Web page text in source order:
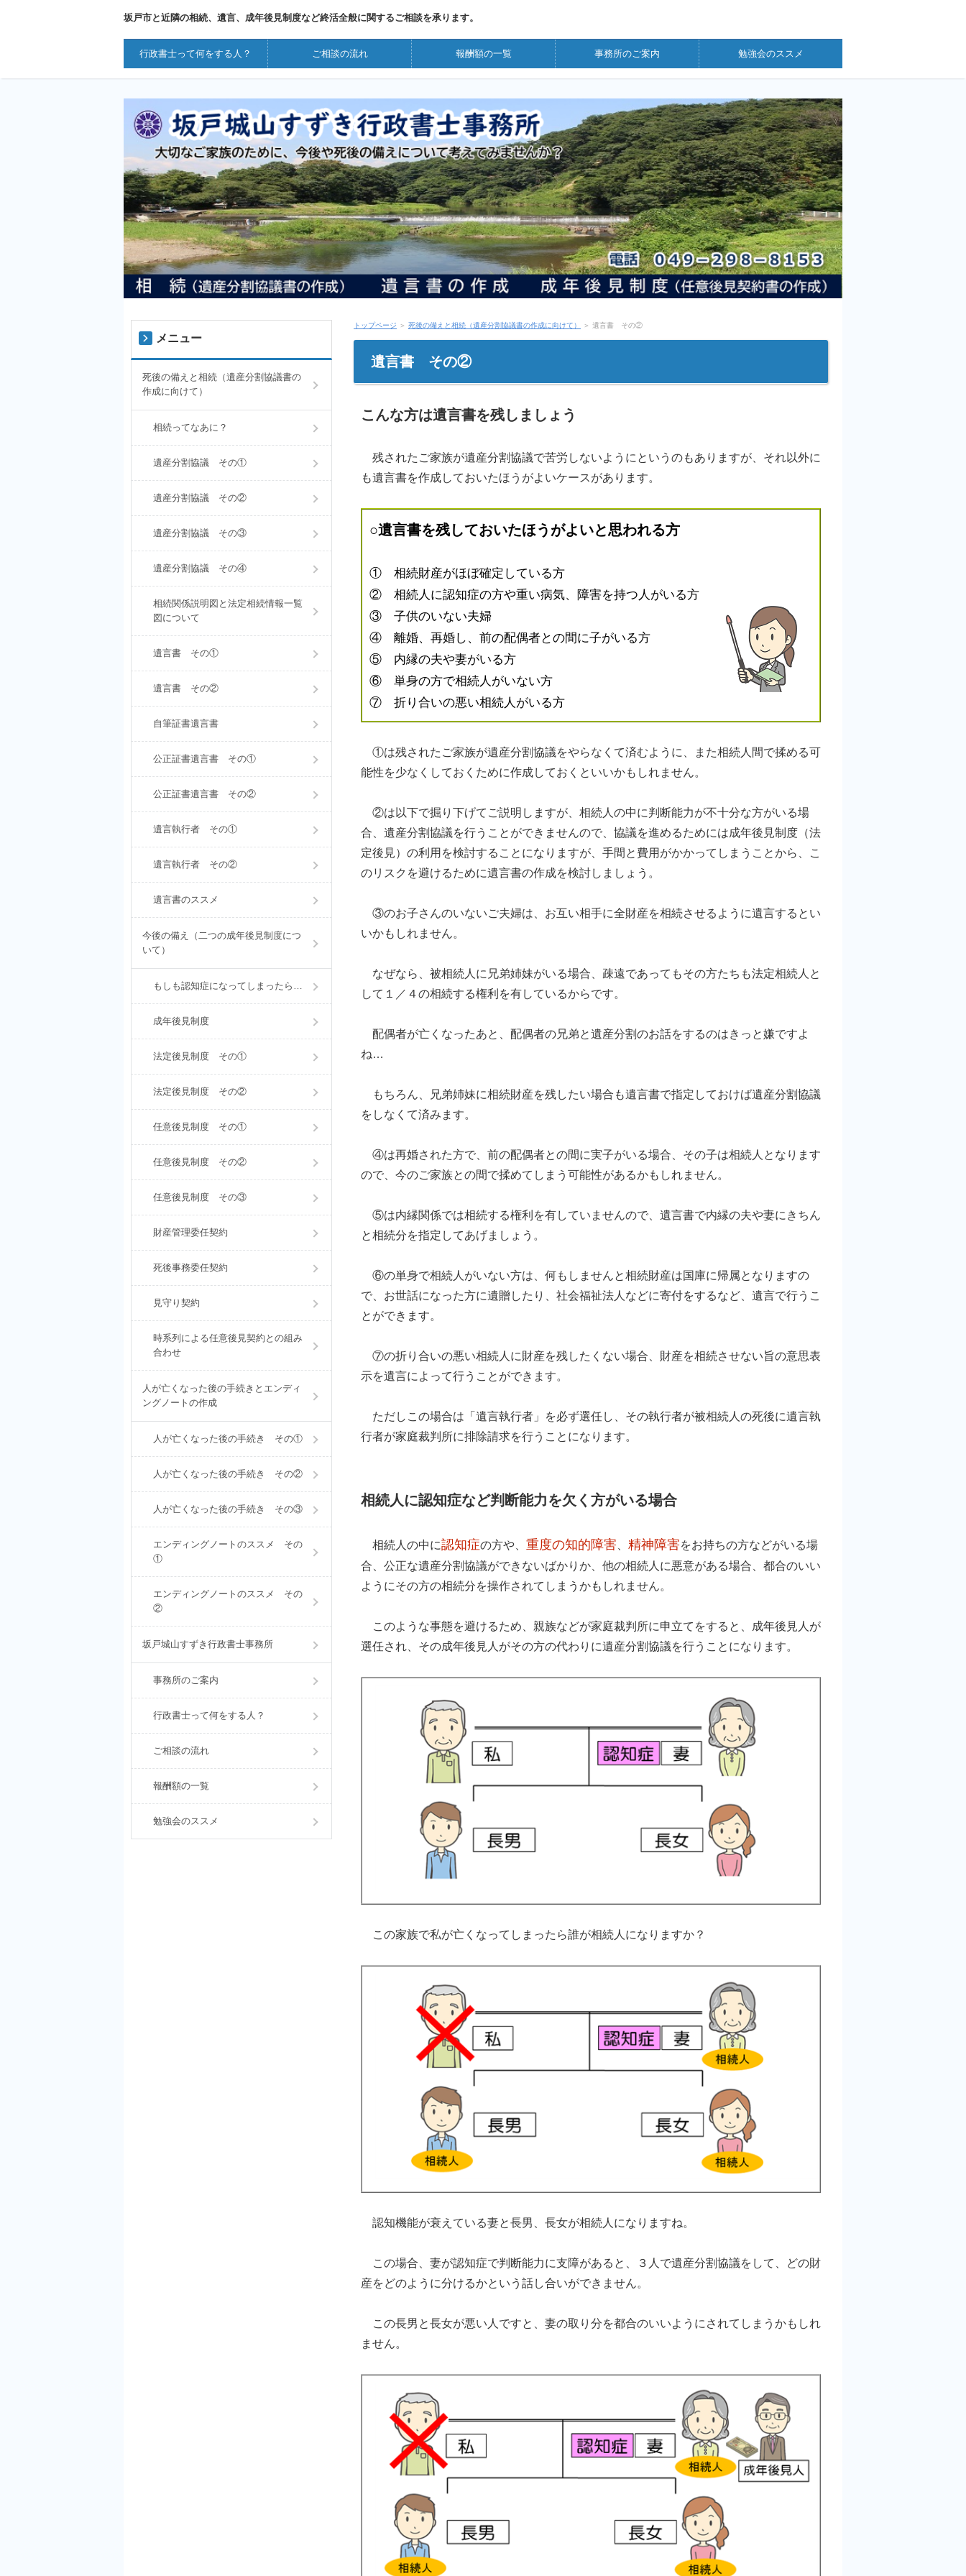
坂戸市と近隣の相続、遺言、成年後見制度など終活全般に関するご相談を承ります。
行政書士って何をする人？ ご相談の流れ 報酬額の一覧 事務所のご案内 勉強会のススメ
トップページ ＞ 死後の備えと相続（遺産分割協議書の作成に向けて） ＞ 遺言書 その②
遺言書 その②
こんな方は遺言書を残しましょう
残されたご家族が遺産分割協議で苦労しないようにというのもありますが、それ以外に
も遺言書を作成しておいたほうがよいケースがあります。
○遺言書を残しておいたほうがよいと思われる方
① 相続財産がほぼ確定している方
② 相続人に認知症の方や重い病気、障害を持つ人がいる方
③ 子供のいない夫婦
④ 離婚、再婚し、前の配偶者との間に子がいる方
⑤ 内縁の夫や妻がいる方
⑥ 単身の方で相続人がいない方
⑦ 折り合いの悪い相続人がいる方
①は残されたご家族が遺産分割協議をやらなくて済むように、また相続人間で揉める可
能性を少なくしておくために作成しておくといいかもしれません。
②は以下で掘り下げてご説明しますが、相続人の中に判断能力が不十分な方がいる場
合、遺産分割協議を行うことができませんので、協議を進めるためには成年後見制度（法
定後見）の利用を検討することになりますが、手間と費用がかかってしまうことから、こ
のリスクを避けるために遺言書の作成を検討しましょう。
③のお子さんのいないご夫婦は、お互い相手に全財産を相続させるように遺言するとい
いかもしれません。
なぜなら、被相続人に兄弟姉妹がいる場合、疎遠であってもその方たちも法定相続人と
して１／４の相続する権利を有しているからです。
配偶者が亡くなったあと、配偶者の兄弟と遺産分割のお話をするのはきっと嫌ですよ
ね…
もちろん、兄弟姉妹に相続財産を残したい場合も遺言書で指定しておけば遺産分割協議
をしなくて済みます。
④は再婚された方で、前の配偶者との間に実子がいる場合、その子は相続人となります
ので、今のご家族との間で揉めてしまう可能性があるかもしれません。
⑤は内縁関係では相続する権利を有していませんので、遺言書で内縁の夫や妻にきちん
と相続分を指定してあげましょう。
⑥の単身で相続人がいない方は、何もしませんと相続財産は国庫に帰属となりますの
で、お世話になった方に遺贈したり、社会福祉法人などに寄付をするなど、遺言で行うこ
とができます。
⑦の折り合いの悪い相続人に財産を残したくない場合、財産を相続させない旨の意思表
示を遺言によって行うことができます。
ただしこの場合は「遺言執行者」を必ず選任し、その執行者が被相続人の死後に遺言執
行者が家庭裁判所に排除請求を行うことになります。
相続人に認知症など判断能力を欠く方がいる場合
相続人の中に認知症の方や、 重度の知的障害 精神障害をお持ちの方などがいる場
合、公正な遺産分割協議ができないばかりか、他の相続人に悪意がある場合、都合のいい
ようにその方の相続分を操作されてしまうかもしれません。
このような事態を避けるため、親族などが家庭裁判所に申立てをすると、成年後見人が
選任され、その成年後見人がその方の代わりに遺産分割協議を行うことになります。
この家族で私が亡くなってしまったら誰が相続人になりますか？
認知機能が衰えている妻と長男、長女が相続人になりますね。
この場合、妻が認知症で判断能力に支障があると、３人で遺産分割協議をして、どの財
産をどのように分けるかという話し合いができません。
この長男と長女が悪い人ですと、妻の取り分を都合のいいようにされてしまうかもしれ
ません。
メニュー
死後の備えと相続（遺産分割協議書の
作成に向けて）
相続ってなあに？
遺産分割協議 その①
遺産分割協議 その②
遺産分割協議 その③
遺産分割協議 その④
相続関係説明図と法定相続情報一覧
図について
遺言書 その①
遺言書 その②
自筆証書遺言書
公正証書遺言書 その①
公正証書遺言書 その②
遺言執行者 その①
遺言執行者 その②
遺言書のススメ
今後の備え（二つの成年後見制度につ
いて）
もしも認知症になってしまったら…
成年後見制度
法定後見制度 その①
法定後見制度 その②
任意後見制度 その①
任意後見制度 その②
任意後見制度 その③
財産管理委任契約
死後事務委任契約
見守り契約
時系列による任意後見契約との組み
合わせ
人が亡くなった後の手続きとエンディ
ングノートの作成
人が亡くなった後の手続き その①
人が亡くなった後の手続き その②
人が亡くなった後の手続き その③
エンディングノートのススメ その
①
エンディングノートのススメ その
②
坂戸城山すずき行政書士事務所
事務所のご案内
行政書士って何をする人？
ご相談の流れ
報酬額の一覧
勉強会のススメ